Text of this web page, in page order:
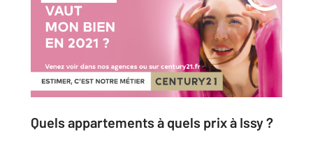
Quels appartements à quels prix à Issy ?